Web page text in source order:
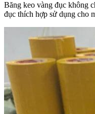
Băng keo vàng đục không
đục thích hợp sử dụng cho